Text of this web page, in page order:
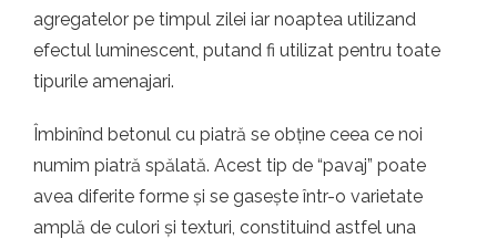
agregatelor pe timpul zilei iar noaptea utilizand
efectul luminescent, putand fi utilizat pentru toate
tipurile amenajari.
Îmbinînd betonul cu piatră se obține ceea ce noi
numim piatră spălată. Acest tip de “pavaj” poate
avea diferite forme și se gasește într-o varietate
amplă de culori și texturi, constituind astfel una